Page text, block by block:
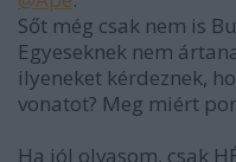
Sőt még csak nem is
Egyeseknek nem
ilyeneket kérdeznek,
vonatot? Meg miért
Ha jól olvasom, csak